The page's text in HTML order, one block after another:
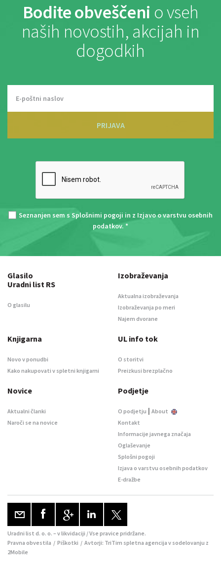
Bodite obveščeni o vseh
naših novostih, akcijah in
dogodkih
PRIJAVA
Seznanjen sem s Splošnimi pogoji in z Izjavo o varstvu osebnih
podatkov. *
Glasilo
Uradni list RS
O glasilu
Izobraževanja
Aktualna izobraževanja
Izobraževanja po meri
Najem dvorane
Knjigarna
Novo v ponudbi
Kako nakupovati v spletni knjigarni
UL info tok
O storitvi
Preizkusi brezplačno
Novice
Aktualni članki
Naroči se na novice
Podjetje
O podjetju | About
Kontakt
Informacije javnega značaja
Oglaševanje
Splošni pogoji
Izjava o varstvu osebnih podatkov
E-dražbe
Uradni list d. o. o. – v likvidaciji / Vse pravice pridržane.
Pravna obvestila / Piškotki / Avtorji: TriTim spletna agencija v sodelovanju z
2Mobile